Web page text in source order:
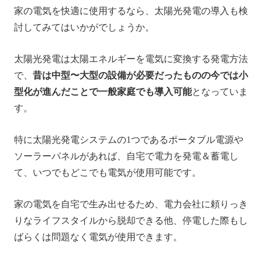
家の電気を快適に使用するなら、太陽光発電の導入も検
討してみてはいかがでしょうか。
太陽光発電は太陽エネルギーを電気に変換する発電方法
で、 昔は中型〜大型の設備が必要だったものの今では小
型化が進んだことで一般家庭でも導入可能となっていま
す。
特に太陽光発電システムの1つであるポータブル電源や
ソーラーパネルがあれば、自宅で電力を発電＆蓄電し
て、いつでもどこでも電気が使用可能です。
家の電気を自宅で生み出せるため、電力会社に頼りっき
りなライフスタイルから脱却できる他、停電した際もし
ばらくは問題なく電気が使用できます。